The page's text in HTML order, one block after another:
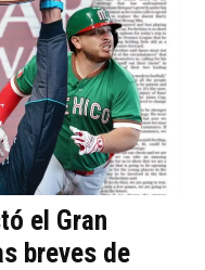
el Gran
breves de